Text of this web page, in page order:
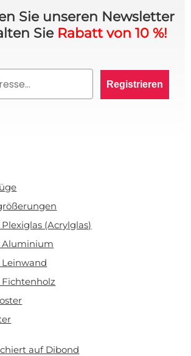
Sie unseren Newsletter
Sie Rabatt von 10 %!
Registrieren
(Acrylglas)
Aluminium
auf Dibond
👀
sich für den VIP-Club an und bleiben
Rabatt anfordern!
Nein, ich will keinen Rabatt!
erklären Sie sich damit einverstanden, E-Mail-Marketing zu